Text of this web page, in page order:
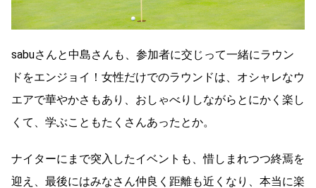
sabuさんと中島さんも、参加者に交じって一緒にラウン
ドをエンジョイ！女性だけでのラウンドは、オシャレなウ
エアで華やかさもあり、おしゃべりしながらとにかく楽し
くて、学ぶこともたくさんあったとか。
ナイターにまで突入したイベントも、惜しまれつつ終焉を
迎え、最後にはみなさん仲良く距離も近くなり、本当に楽